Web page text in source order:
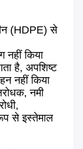
(HDPE) से
नहीं किया
है, अपशिष्ट
नहीं किया
नमी
से इस्तेमाल